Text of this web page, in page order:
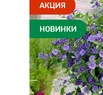
АКЦИЯ
НОВИНКИ